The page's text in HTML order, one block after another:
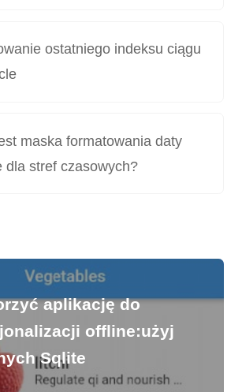
ostatniego indeksu ciągu
maska ​​formatowania daty
dla stref czasowych?
aplikację do
offline:użyj
Sqlite